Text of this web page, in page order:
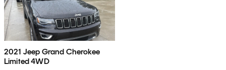
2021 Jeep Grand Cherokee
Limited 4WD